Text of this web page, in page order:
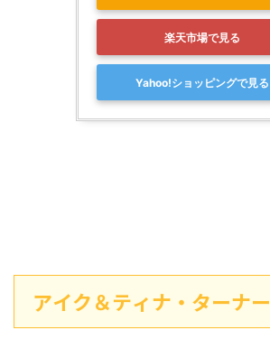
楽天市場で見る
Yahoo!ショッピングで見る
アイク＆ティナ・ターナー